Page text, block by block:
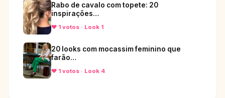
Rabo de cavalo com topete: 20
inspirações…
♥ 1 votos · Look 1
20 looks com mocassim feminino que
farão…
♥ 1 votos · Look 4